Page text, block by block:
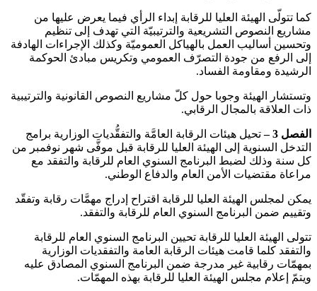
كما تتولّى الهيئة العليا للرقابة إبداء الرأي فيما يعرض عليها من
مشاريع النصوص التشريعية والترتيبيّة التي تهدف إلى تنظيم
وتحسين أساليب العمل بالهياكل العموميّة وكذلك الإجراءات الهادفة
إلى الرفع من جودة التصرّف العمومي وتكريس مبادئ الحوكمة
الرشيدة ومقاومة الفساد.
وتستشار الهيئة وجوبا حول كلّ مشاريع النصوص القانونية والترتيبية
ذات العلاقة بالمجال الرقابي.
الفصل 3 –
تحيل هيئات الرقابة العامَّة والتفقُّديات الوزارية برامج
التدخل السنوية إلى الهيئة العليا للرقابة قبل موفَّى شهر نوفمبر من
كل سنة وذلك لضبط البرنامج السنوي العام للرقابة والتفقد مع
مراعاة مقتضيات الأمن العام والدفاع الوطني.
يمكن لمجلس الهيئة العليا للرقابة اقتراح إدراج مهمَّات رقابة وتفقّد
وتقييم ضمن البرنامج السنوي العام للرقابة والتفقد.
تتولى الهيئة العليا للرقابة تحيين البرنامج السنوي العام للرقابة
والتفقد كلما قامت هيئات الرقابة العامة والتفقديات الوزارية
بمهمّات رقابية غير مدرجة ضمن البرنامج السنوي المصادق عليه
ويتمّ إعلام مجلس الهيئة العليا للرقابة بهذه المهمّات.